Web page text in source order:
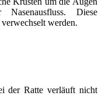
Diese
werden.
der Ratte verläuft nicht